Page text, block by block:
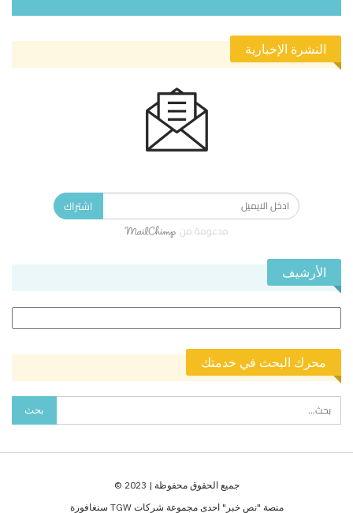
النشرة الإخبارية
اشتراك
مدعومة من
الأرشيف
محرك البحث في خدمتك
جميع الحقوق محفوظة | 2023 ©
منصة "نص خبر" احدى مجموعة شركات TGW سنغافورة